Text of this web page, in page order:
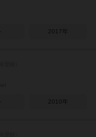
2017年
2010年